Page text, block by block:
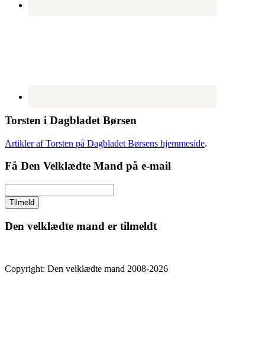
Torsten i Dagbladet Børsen
Artikler af Torsten på Dagbladet Børsens hjemmeside.
Få Den Velklædte Mand på e-mail
Den velklædte mand er tilmeldt
Copyright: Den velklædte mand 2008-2026